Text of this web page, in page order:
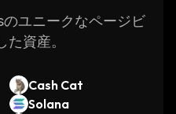
ユニークなページビ
資産。
Cash Cat
Solana